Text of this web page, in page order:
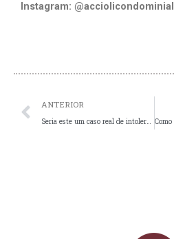
Instagram: @acciolicondominial
Prev
ANTERIOR
Seria este um caso real de intolerância em condomínio?